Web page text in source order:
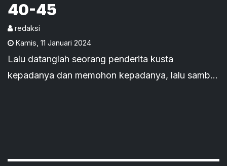
40-45
redaksi
Kamis 11 Januari 2024
Lalu datanglah seorang penderita kusta
kepadanya dan memohon kepadanya, lalu sambil